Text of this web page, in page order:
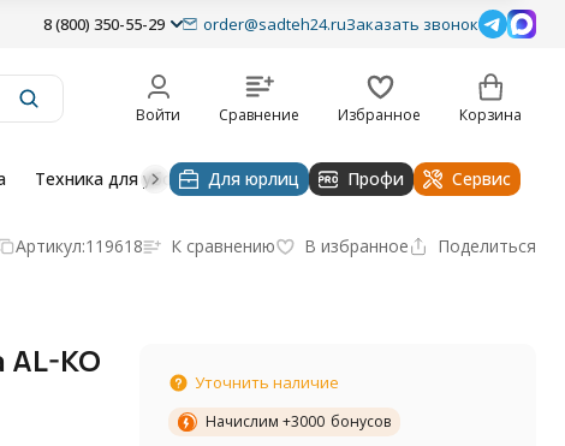
8 (800) 350-55-29 order@sadteh24.ruЗаказать звонок
Войти Сравнение Избранное Корзина
Техника для уборки Строительная техника
Для юрлиц Профи Сервис
Артикул:119618 К сравнению В избранное Поделиться
KO
Уточнить наличие
Начислим +3000 бонусов